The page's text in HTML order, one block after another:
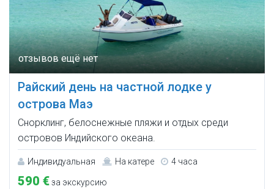
Райский день на частной лодке у
острова Маэ
Снорклинг, белоснежные пляжи и отдых среди
островов Индийского океана.
Индивидуальная На катере 4 часа
590 €за экскурсию